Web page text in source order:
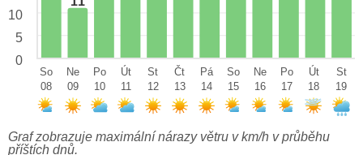
10
5
0
So
08
Ne
09
Po
10
Út
11
St
12
Čt
13
Pá
14
So
15
Ne
16
Po
17
Út
18
St
19
Graf zobrazuje maximální nárazy větru v km/h v průběhu
příštích dnů.